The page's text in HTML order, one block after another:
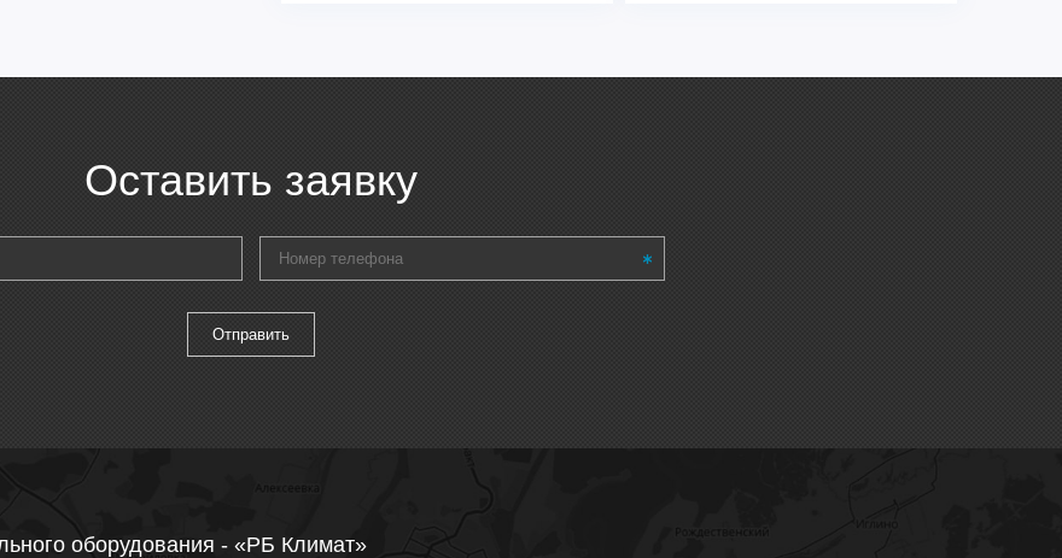
Оставить заявку
оборудования - «РБ Климат»